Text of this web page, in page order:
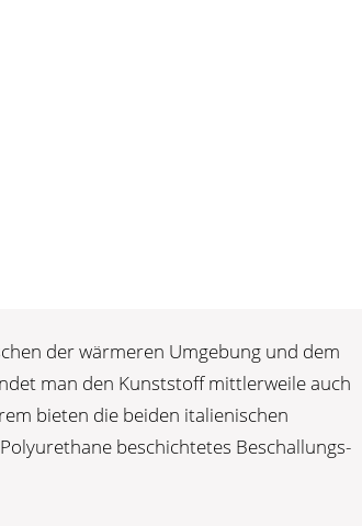
der wärmeren Umgebung und dem
man den Kunststoff mittlerweile auch
bieten die beiden italienischen
beschichtetes Beschallungs-